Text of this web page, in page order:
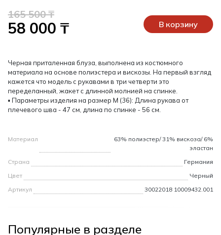
165 500 ₸
58 000 ₸ В корзину
Черная приталенная блуза, выполнена из костюмного
материала на основе полиэстера и вискозы. На первый взгляд
кажется что модель с рукавами в три четверти это
переделанный, жакет с длинной молнией на спинке.
▪ Параметры изделия на размер М (36): Длина рукава от
плечевого шва - 47 см, длина по спинке - 56 см.
Материал
63% полиэстер/ 31% вискоза/ 6%
эластан
Страна
Германия
Цвет
Черный
Артикул
30022018 10009432.001
Популярные в разделе